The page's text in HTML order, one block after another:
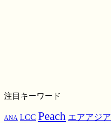
注目キーワード
ANA LCC Peach エアアジア